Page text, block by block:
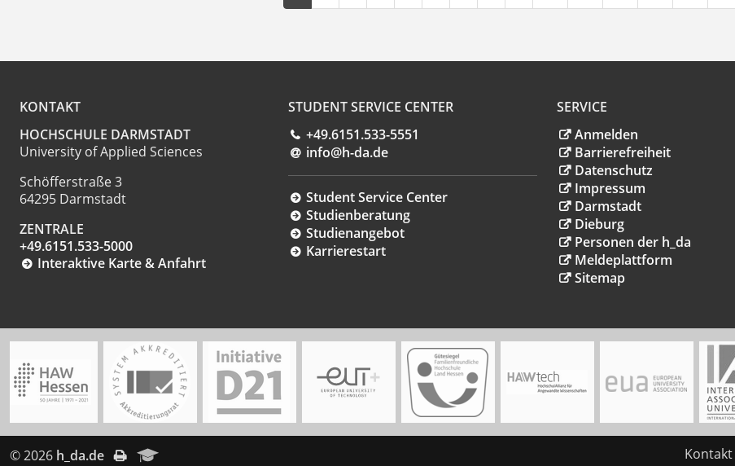
KONTAKT
HOCHSCHULE DARMSTADT
University of Applied Sciences
Schöfferstraße 3
64295 Darmstadt
ZENTRALE
+49.6151.533-5000
Interaktive Karte & Anfahrt
STUDENT SERVICE CENTER
+49.6151.533-5551
info@h-da.de
Student Service Center
Studienberatung
Studienangebot
Karrierestart
SERVICE
Anmelden
Barrierefreiheit
Datenschutz
Impressum
Darmstadt
Dieburg
Personen der h_da
Meldeplattform
Sitemap
© 2026 h_da.de  Kontakt